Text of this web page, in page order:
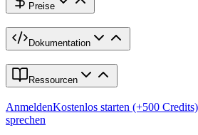
Preise
Dokumentation
Ressourcen
AnmeldenKostenlos starten (+500 Credits)
sprechen